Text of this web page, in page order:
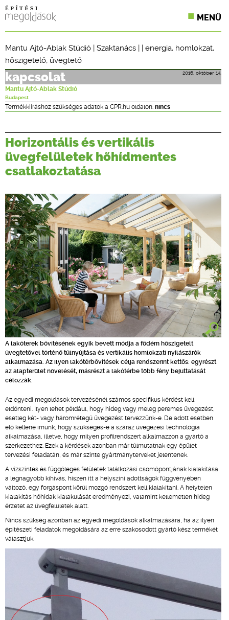
MENÜ
SZAKLAPOK
CPR TERMÉKKIÍRÁS
ÉPÍTÉSI JOG
ONLINE KÉPZÉSEK
TERVEZÉSI SEGÉDLETEK
Mantu Ajtó-Ablak Stúdió | Szaktanács | | energia, homlokzat,
hőszigetelő, üvegtető
2016. október 14.
kapcsolat
Mantu Ajtó-Ablak Stúdió
Budapest
Termékkiíráshoz szükséges adatok a CPR.hu oldalon: nincs
Horizontális és vertikális
üvegfelületek hőhídmentes
csatlakoztatása
A lakóterek bővítésének egyik bevett módja a födém hőszigetelt
üvegtetővel történő túlnyújtása és vertikális homlokzati nyílászárók
alkalmazása. Az ilyen lakótérbővítések célja rendszerint kettős: egyrészt
az alapterület növelését, másrészt a lakótérbe több fény bejuttatását
célozzák.
Az egyedi megoldások tervezésénél számos specifikus kérdést kell
eldönteni. Ilyen lehet például, hogy hideg vagy meleg peremes üvegezést,
esetleg két- vagy háromrétegű üvegezést tervezzünk-e. De adott esetben
elő kellene írnunk, hogy szükséges-e a száraz üvegezési technológia
alkalmazása, illetve, hogy milyen profilrendszert alkalmazzon a gyártó a
szerkezethez. Ezek a kérdések azonban már túlmutatnak egy épület
tervezési feladatán, és már szinte gyártmányterveket jelentenek.
A vízszintes és függőleges felületek találkozási csomópontjának kialakítása
a legnagyobb kihívás, hiszen itt a helyszíni adottságok függvényében
változó, egy forgáspont körül mozgó rendszert kell kialakítani. A helytelen
kialakítás hőhídak kialakulását eredményezi, valamint kellemetlen hideg
érzetet az üvegfelületek alatt.
Nincs szükség azonban az egyedi megoldások alkalmazására, ha az ilyen
építészeti feladatok megoldására az erre szakosodott gyártó kész termékét
választjuk.